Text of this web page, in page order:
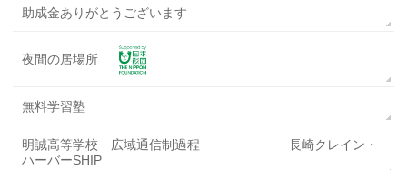
助成金ありがとうございます
夜間の居場所
無料学習塾
明誠高等学校 広域通信制過程 長崎クレイン・
ハーバーSHIP